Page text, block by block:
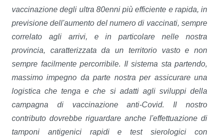
vaccinazione degli ultra 80enni più efficiente e rapida, in
previsione dell'aumento del numero di vaccinati, sempre
correlato agli arrivi, e in particolare nelle nostra
provincia, caratterizzata da un territorio vasto e non
sempre facilmente percorribile. Il sistema sta partendo,
massimo impegno da parte nostra per assicurare una
logistica che tenga e che si adatti agli sviluppi della
campagna di vaccinazione anti-Covid. Il nostro
contributo dovrebbe riguardare anche l'effettuazione di
tamponi antigenici rapidi e test sierologici con